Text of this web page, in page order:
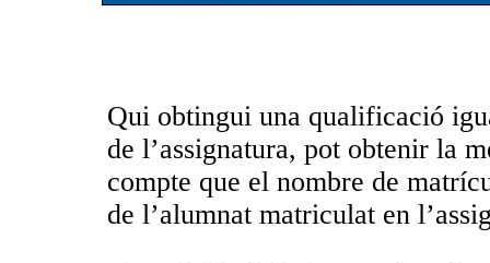
Qui obtingui una qualificació
de l’assignatura, pot obtenir la
compte que el nombre de
de l’alumnat matriculat en